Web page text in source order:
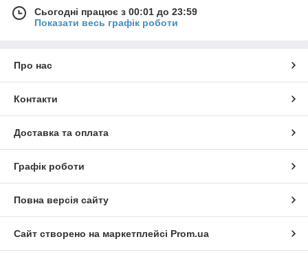
Сьогодні працює з 00:01 до 23:59
Показати весь графік роботи
Про нас
Контакти
Доставка та оплата
Графік роботи
Повна версія сайту
Сайт створено на маркетплейсі Prom.ua